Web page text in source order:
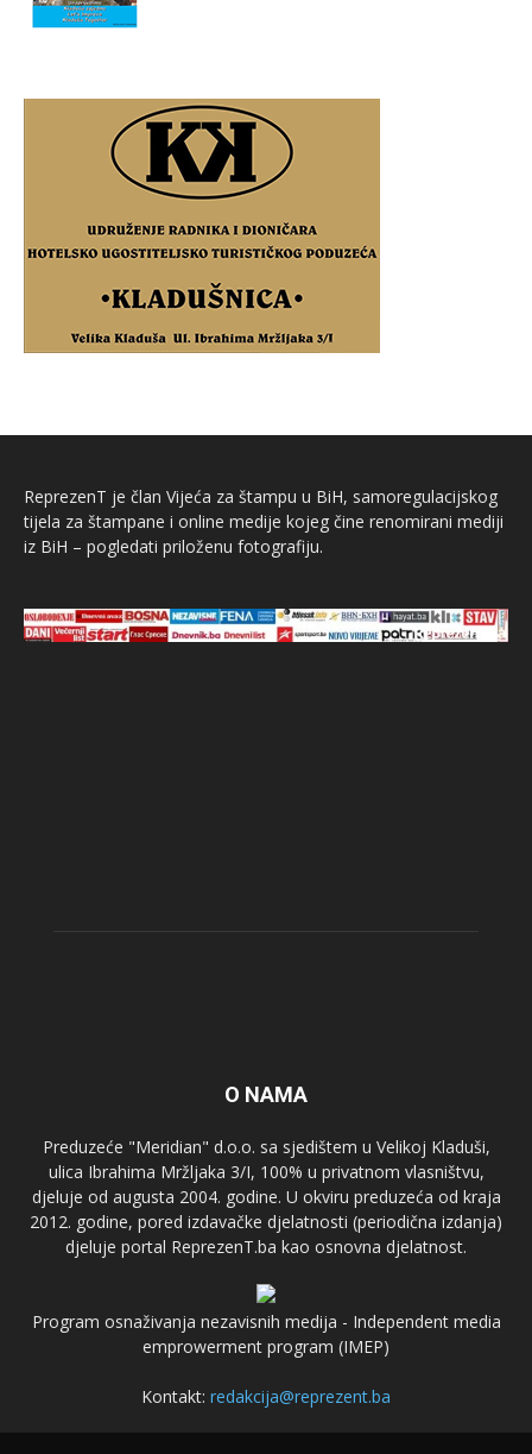
ReprezenT je član Vijeća za štampu u BiH, samoregulacijskog
tijela za štampane i online medije kojeg čine renomirani mediji
iz BiH – pogledati priloženu fotografiju.
O NAMA
Preduzeće "Meridian" d.o.o. sa sjedištem u Velikoj Kladuši,
ulica Ibrahima Mržljaka 3/I, 100% u privatnom vlasništvu,
djeluje od augusta 2004. godine. U okviru preduzeća od kraja
2012. godine, pored izdavačke djelatnosti (periodična izdanja)
djeluje portal ReprezenT.ba kao osnovna djelatnost.
Program osnaživanja nezavisnih medija - Independent media
emprowerment program (IMEP)
Kontakt: redakcija@reprezent.ba